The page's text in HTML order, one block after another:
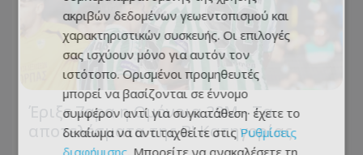
Έριξε 7αρα η Ομόνοια 29Μ - Τα
αποτελέσματα της Β' Κατηγορίας
ακριβών δεδομένων γεωεντοπισμού και
χαρακτηριστικών συσκευής. Οι επιλογές
σας ισχύουν μόνο για αυτόν τον
ιστότοπο. Ορισμένοι προμηθευτές
μπορεί να βασίζονται σε έννομο
συμφέρον αντί για συγκατάθεση· έχετε το
δικαίωμα να αντιταχθείτε στις Ρυθμίσεις
διαφήμισης. Μπορείτε να ανακαλέσετε τη